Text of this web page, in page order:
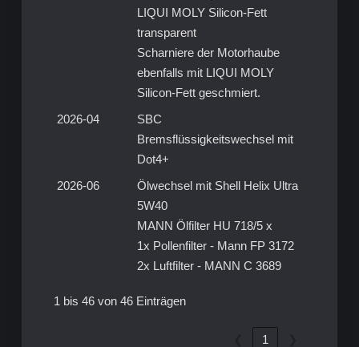
LIQUI MOLY Silicon-Fett
transparent
Scharniere der Motorhaube
ebenfalls mit LIQUI MOLY
Silicon-Fett geschmiert.
2026-04
SBC
Bremsflüssigkeitswechsel mit
Dot4+
2026-06
Ölwechsel mit Shell Helix Ultra
5W40
MANN Ölfilter HU 718/5 x
1x Pollenfilter - Mann FP 3172
2x Luftfilter - MANN C 3689
1 bis 46 von 46 Einträgen
1